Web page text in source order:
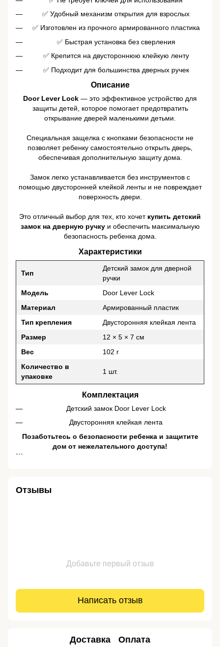
✅ Удобный механизм открытия для взрослых
✅ Изготовлен из прочного армированного пластика
✅ Быстрая установка без сверления
✅ Крепится на двустороннюю клейкую ленту
✅ Подходит для большинства дверных ручек
Описание
Door Lever Lock — это эффективное устройство для
защиты детей, которое помогает предотвратить
открывание дверей маленькими детьми.
Специальная защелка с кнопками безопасности не
позволяет ребенку самостоятельно открыть дверь,
обеспечивая дополнительную защиту дома.
Замок легко устанавливается без инструментов с
помощью двусторонней клейкой ленты и не повреждает
поверхность двери.
Это отличный выбор для тех, кто хочет купить детский
замок на дверную ручкуи обеспечить максимальную
безопасность ребенка дома.
Характеристики
Тип
Детский замок для дверной
ручки
Модель
Door Lever Lock
Материал
Армированный пластик
Тип крепления
Двусторонняя клейкая лента
Размер
12 × 5 × 7 см
Вес
102 г
Количество в
упаковке
1 шт.
Комплектация
Детский замок Door Lever Lock
Двусторонняя клейкая лента
Позаботьтесь о безопасности ребенка и защитите
дом от нежелательного доступа!
```
Отзывы
Добавьте первый отзыв
Написать отзыв
Доставка Оплата